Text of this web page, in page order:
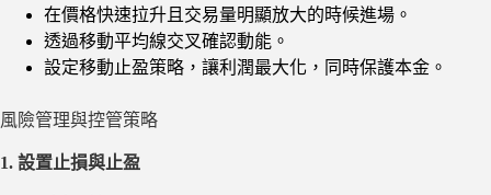
在價格快速拉升且交易量明顯放大的時候進場。
透過移動平均線交叉確認動能。
設定移動止盈策略，讓利潤最大化，同時保護本金。
風險管理與控管策略
1. 設置止損與止盈